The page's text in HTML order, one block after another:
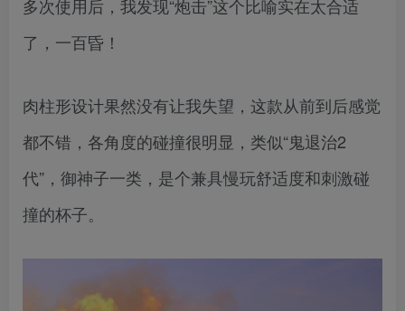
多次使用后，我发现“炮击”这个比喻实在太合适
了，一百昏！
肉柱形设计果然没有让我失望，这款从前到后感觉
都不错，各角度的碰撞很明显，类似“鬼退治2
代”，御神子一类，是个兼具慢玩舒适度和刺激碰
撞的杯子。